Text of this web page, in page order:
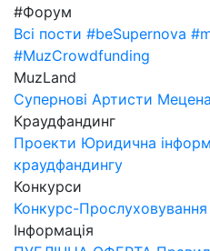
#Форум
Всі пости #beSupernova
#MuzCrowdfunding
MuzLand
Супернові Артисти
Краудфандинг
Проекти Юридична
краудфандингу
Конкурси
Конкурс-Прослуховування
Інформація